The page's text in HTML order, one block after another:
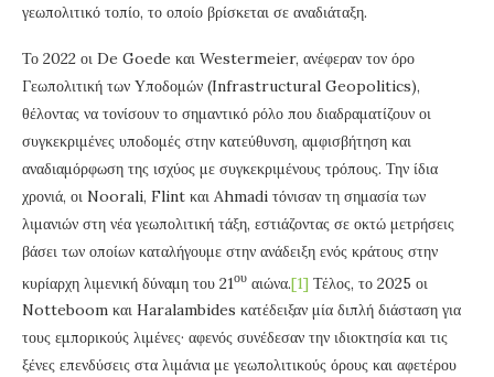
γεωπολιτικό τοπίο, το οποίο βρίσκεται σε αναδιάταξη.
Το 2022 οι De Goede και Westermeier, ανέφεραν τον όρο
Γεωπολιτική των Υποδομών (Infrastructural Geopolitics),
θέλοντας να τονίσουν το σημαντικό ρόλο που διαδραματίζουν οι
συγκεκριμένες υποδομές στην κατεύθυνση, αμφισβήτηση και
αναδιαμόρφωση της ισχύος με συγκεκριμένους τρόπους. Την ίδια
χρονιά, οι Noorali, Flint και Ahmadi τόνισαν τη σημασία των
λιμανιών στη νέα γεωπολιτική τάξη, εστιάζοντας σε οκτώ μετρήσεις
βάσει των οποίων καταλήγουμε στην ανάδειξη ενός κράτους στην
κυρίαρχη λιμενική δύναμη του 21ου αιώνα.[1] Τέλος, το 2025 οι
Notteboom και Haralambides κατέδειξαν μία διπλή διάσταση για
τους εμπορικούς λιμένες· αφενός συνέδεσαν την ιδιοκτησία και τις
ξένες επενδύσεις στα λιμάνια με γεωπολιτικούς όρους και αφετέρου